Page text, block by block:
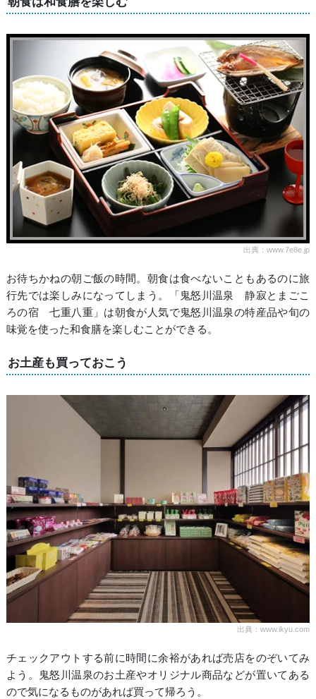
出典：www.7e8e.jp
お待ちかねの朝ご飯の時間。朝食は食べないこともあるのに旅
行先では楽しみになってしまう。「鬼怒川温泉 静寂とまごこ
ろの宿 七重八重」は朝食が人気で鬼怒川温泉の特産品や旬の
味覚を使った和食膳を楽しむことができる。
お土産も買っておこう
出典：www.ikyu.com
チェックアウトする前に時間に余裕があれば売店をのぞいてみ
よう。鬼怒川温泉のお土産やオリジナル商品などが置いてある
ので気になるものがあれば買って帰ろう。